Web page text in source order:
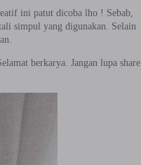
ini patut dicoba lho ! Sebab,
simpul yang digunakan. Selain
berkarya. Jangan lupa share